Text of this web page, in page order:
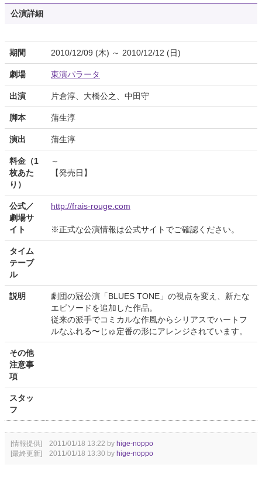
公演詳細
期間 2010/12/09 (木) ～ 2010/12/12 (日)
劇場 東演パラータ
出演 片倉淳、大橋公之、中田守
脚本 蒲生淳
演出 蒲生淳
料金（1
枚あた
り）
～
【発売日】
公式／
劇場サ
イト
http://frais-rouge.com
※正式な公演情報は公式サイトでご確認ください。
タイム
テーブ
ル
説明
劇団の冠公演「BLUES TONE」の視点を変え、新たな
エピソードを追加した作品。
従来の派手でコミカルな作風からシリアスでハートフ
ルなふれる〜じゅ定番の形にアレンジされています。
その他
注意事
項
スタッ
フ
[情報提供] 2011/01/18 13:22 by hige-noppo
[最終更新] 2011/01/18 13:30 by hige-noppo